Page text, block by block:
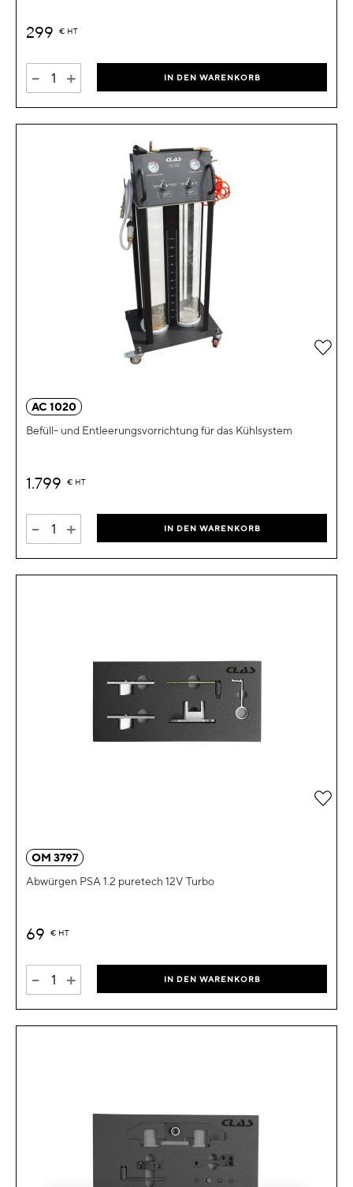
299 € HT
- + IN DEN WARENKORB
AC 1020
Befüll- und Entleerungsvorrichtung für das Kühlsystem
1.799 € HT
- + IN DEN WARENKORB
Zur
OM 3797
Abwürgen PSA 1.2 puretech 12V Turbo
69 € HT
- + IN DEN WARENKORB
Zur